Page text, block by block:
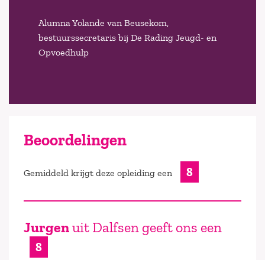
Alumna Yolande van Beusekom,
bestuurssecretaris bij De Rading Jeugd- en
Opvoedhulp
Beoordelingen
Gemiddeld krijgt deze opleiding een 8
Jurgenuit Dalfsen geeft ons een
8